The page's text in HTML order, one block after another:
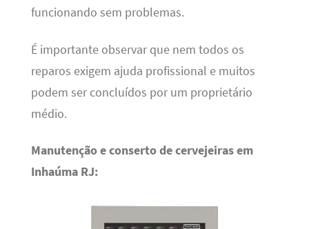
funcionando sem problemas.
É importante observar que nem todos os
reparos exigem ajuda profissional e muitos
podem ser concluídos por um proprietário
médio.
Manutenção e conserto de cervejeiras em
Inhaúma RJ: